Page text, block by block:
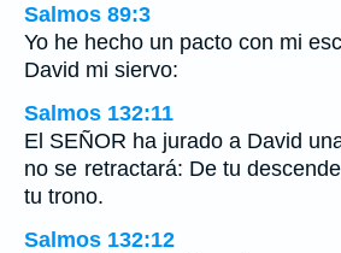
Salmos 89:3
Yo he hecho un pacto con mi
David mi siervo:
Salmos 132:11
El SEÑOR ha jurado a David
no se retractará: De tu
tu trono.
Salmos 132:12